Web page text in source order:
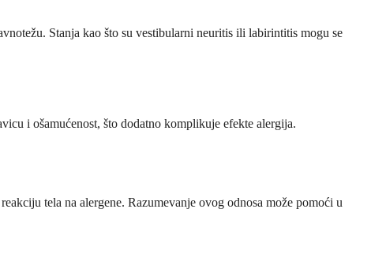
Stanja kao što su vestibularni neuritis ili labirintitis mogu se
i ošamućenost, što dodatno komplikuje efekte alergija.
tela na alergene. Razumevanje ovog odnosa može pomoći u